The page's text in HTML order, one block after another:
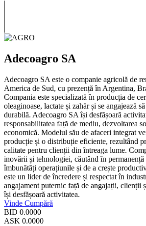
Adecoagro SA
Adecoagro SA este o companie agricolă de
America de Sud, cu prezență în Argentina,
Compania este specializată în producția de
oleaginoase, lactate și zahăr și se angajează
durabilă. Adecoagro SA își desfășoară
responsabilitatea față de mediu, dezvoltarea
economică. Modelul său de afaceri integrat
producție și o distribuție eficiente, rezultând
calitate pentru clienții din întreaga lume.
inovării și tehnologiei, căutând în
îmbunătăți operațiunile și de a crește
este un lider de încredere și respectat în
angajament puternic față de angajații, clienții
își desfășoară activitatea.
Vinde Cumpără
BID 0.0000
ASK 0.0000